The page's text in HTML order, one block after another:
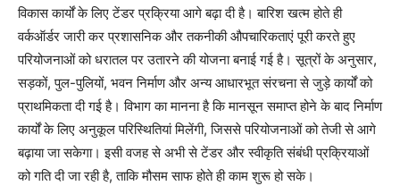
विकास कार्यों के लिए टेंडर प्रक्रिया आगे बढ़ा दी है। बारिश खत्म होते ही
वर्कऑर्डर जारी कर प्रशासनिक और तकनीकी औपचारिकताएं पूरी करते हुए
परियोजनाओं को धरातल पर उतारने की योजना बनाई गई है। सूत्रों के अनुसार,
सड़कों, पुल-पुलियों, भवन निर्माण और अन्य आधारभूत संरचना से जुड़े कार्यों को
प्राथमिकता दी गई है। विभाग का मानना है कि मानसून समाप्त होने के बाद निर्माण
कार्यों के लिए अनुकूल परिस्थितियां मिलेंगी, जिससे परियोजनाओं को तेजी से आगे
बढ़ाया जा सकेगा। इसी वजह से अभी से टेंडर और स्वीकृति संबंधी प्रक्रियाओं
को गति दी जा रही है, ताकि मौसम साफ होते ही काम शुरू हो सके।